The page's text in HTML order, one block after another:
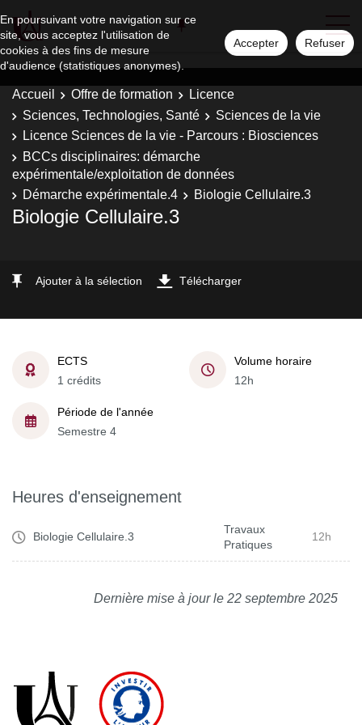
En poursuivant votre navigation sur ce
site, vous acceptez l'utilisation de
cookies à des fins de mesure
d'audience (statistiques anonymes).
Accepter Refuser
Accueil Offre de formation
Licence
Sciences, Technologies, Santé
Sciences de la vie
Licence Sciences de la vie - Parcours : Biosciences
BCCs disciplinaires: démarche
expérimentale/exploitation de données
Démarche expérimentale.4
Biologie Cellulaire.3
Biologie Cellulaire.3
Ajouter à la sélection Télécharger
ECTS
1 crédits
Volume horaire
12h
Période de l'année
Semestre 4
Heures d'enseignement
Biologie Cellulaire.3
Travaux
Pratiques
12h
Dernière mise à jour le 22 septembre 2025